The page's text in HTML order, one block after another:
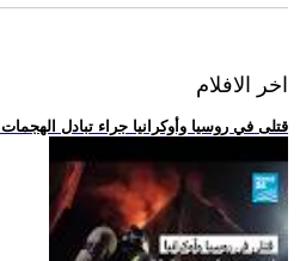
اخر الافلام
.. قتلى في روسيا وأوكرانيا جراء تبادل الهجمات